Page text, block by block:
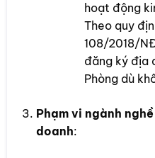
hoạt động
Theo quy
108/2018/
đăng ký địa
Phòng dù
Phạm vi ngành
doanh: